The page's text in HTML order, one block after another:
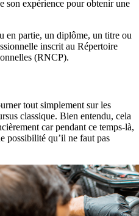
son expérience pour obtenir une
en partie, un diplôme, un titre ou
inscrit au Répertoire
(RNCP).
tout simplement sur les
classique. Bien entendu, cela
car pendant ce temps-là,
possibilité qu’il ne faut pas